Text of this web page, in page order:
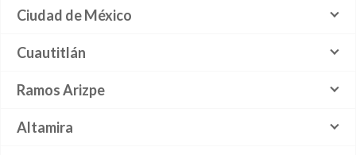
Ciudad de México
Cuautitlán
Ramos Arizpe
Altamira